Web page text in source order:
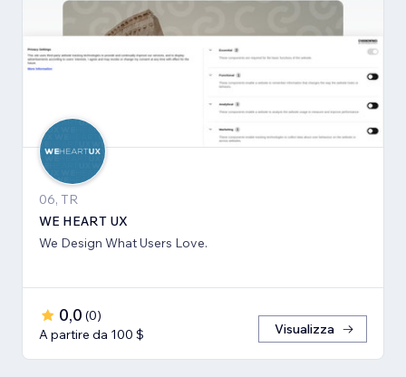
06, TR
WE HEART UX
We Design What Users Love.
0,0 (0)
A partire da 100 $
Visualizza